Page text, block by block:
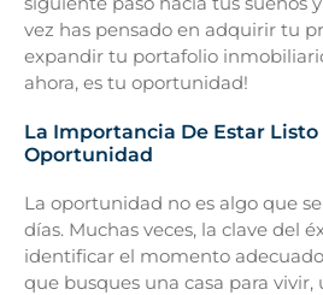
vez has pensado en adquirir tu
expandir tu portafolio
ahora, es tu oportunidad!
La Importancia De Estar Listo
Oportunidad
La oportunidad no es algo que
días. Muchas veces, la clave del
identificar el momento adecuado
que busques una casa para vivir,